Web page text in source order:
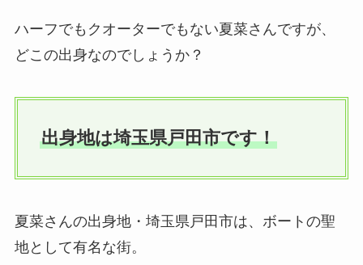
ハーフでもクオーターでもない夏菜さんですが、
どこの出身なのでしょうか？
出身地は埼玉県戸田市です！
夏菜さんの出身地・埼玉県戸田市は、ボートの聖
地として有名な街。